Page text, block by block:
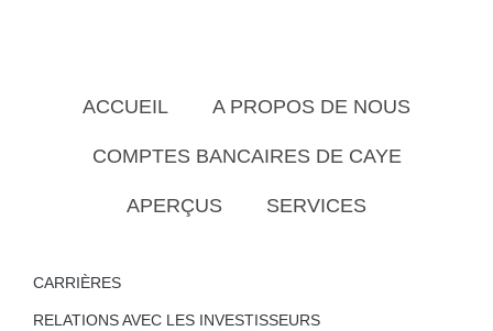
ACCUEIL A PROPOS DE NOUS
COMPTES BANCAIRES DE CAYE
APERÇUS SERVICES
CARRIÈRES
RELATIONS AVEC LES INVESTISSEURS